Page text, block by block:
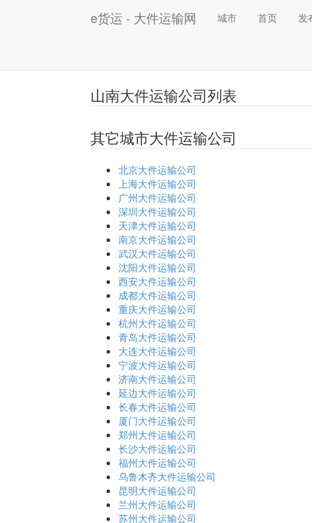
e货运 - 大件运输网 城市 首页 发
山南大件运输公司列表
其它城市大件运输公司
北京大件运输公司
上海大件运输公司
广州大件运输公司
深圳大件运输公司
天津大件运输公司
南京大件运输公司
武汉大件运输公司
沈阳大件运输公司
西安大件运输公司
成都大件运输公司
重庆大件运输公司
杭州大件运输公司
青岛大件运输公司
大连大件运输公司
宁波大件运输公司
济南大件运输公司
延边大件运输公司
长春大件运输公司
厦门大件运输公司
郑州大件运输公司
长沙大件运输公司
福州大件运输公司
乌鲁木齐大件运输公司
昆明大件运输公司
兰州大件运输公司
苏州大件运输公司